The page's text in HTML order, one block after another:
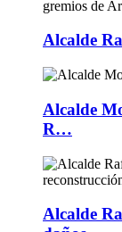
Alcalde
Alcalde
R…
Alcalde